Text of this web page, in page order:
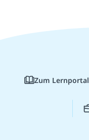
Zum Lernportal